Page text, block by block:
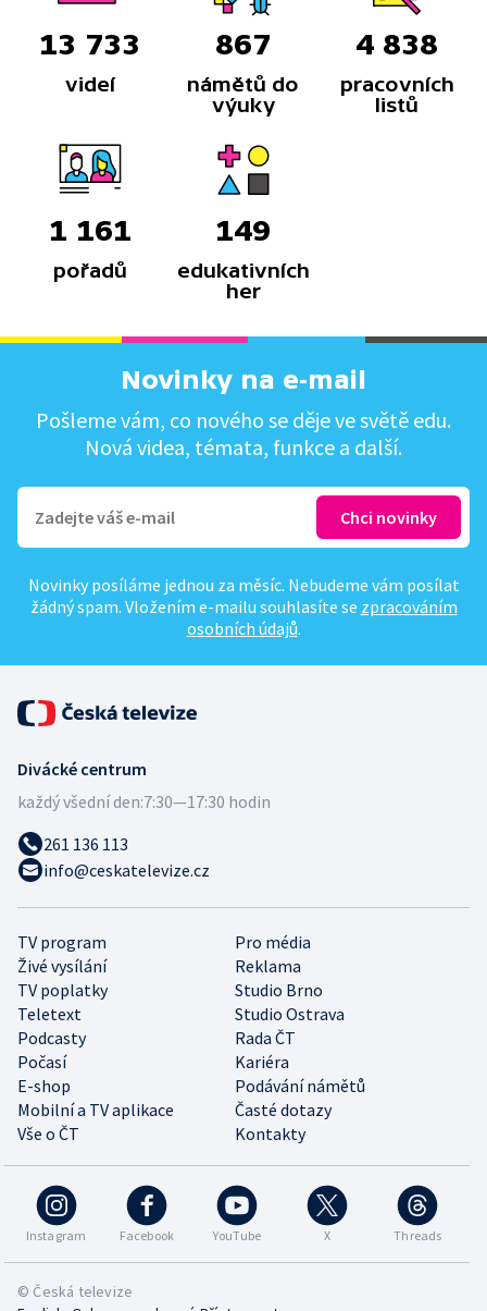
13 733
videí
867
námětů do
výuky
4 838
pracovních
listů
1 161
pořadů
149
edukativních
her
Novinky na e-mail
Pošleme vám, co nového se děje ve světě edu.
Nová videa, témata, funkce a další.
Novinky posíláme jednou za měsíc. Nebudeme vám posílat
žádný spam. Vložením e-mailu souhlasíte se zpracováním
osobních údajů.